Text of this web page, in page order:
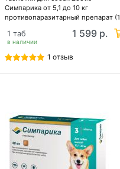
Симпарика от 5,1 до 10 кг
противопаразитарный препарат (1
в наличии
1 таб 1 599 р.
1 отзыв